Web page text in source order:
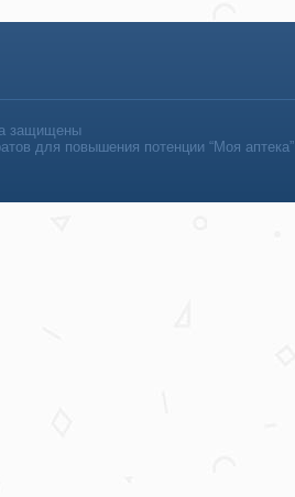
защищены
для повышения потенции “Моя